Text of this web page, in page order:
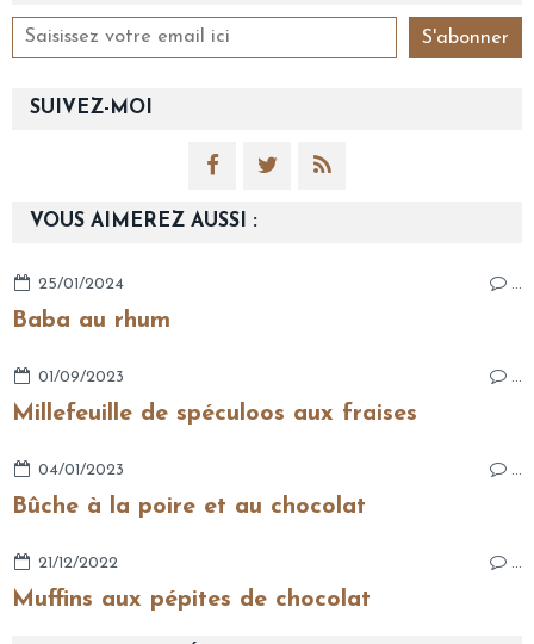
SUIVEZ-MOI
VOUS AIMEREZ AUSSI :
25/01/2024 …
Baba au rhum
01/09/2023 …
Millefeuille de spéculoos aux fraises
04/01/2023 …
Bûche à la poire et au chocolat
21/12/2022
Muffins aux pépites de chocolat